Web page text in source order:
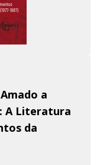
a
A Literatura
da